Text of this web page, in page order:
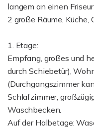
langem an einen
2 große Räume,
1. Etage:
Empfang, großes und
durch Schiebetür),
(Durchgangszimmer
Schlafzimmer,
Waschbecken.
Auf der Halbetage: